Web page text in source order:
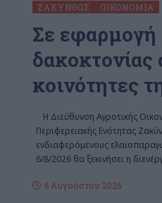
ΖΆΚΥΝΘΟΣ ΟΙΚΟΝΟΜΊΑ
Σε
δακοκτονίας
κοινότητες
H Διεύθυνση Αγροτικής
Περιφερειακής Ενότητας
ενδιαφερόμενους
6/8/2026 θα ξεκινήσει η
6 Αυγούστου 2026